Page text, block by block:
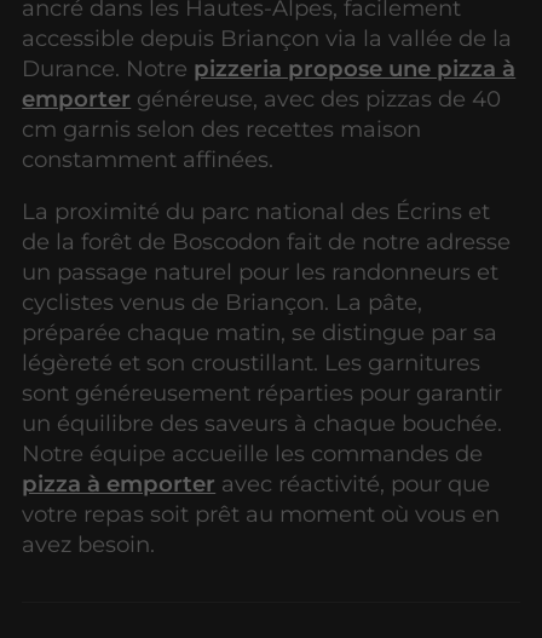
ancré dans les Hautes-Alpes, facilement
accessible depuis Briançon via la vallée de la
Durance. Notre pizzeria propose une pizza à
emporter généreuse, avec des pizzas de 40
cm garnis selon des recettes maison
constamment affinées.
La proximité du parc national des Écrins et
de la forêt de Boscodon fait de notre adresse
un passage naturel pour les randonneurs et
cyclistes venus de Briançon. La pâte,
préparée chaque matin, se distingue par sa
légèreté et son croustillant. Les garnitures
sont généreusement réparties pour garantir
un équilibre des saveurs à chaque bouchée.
Notre équipe accueille les commandes de
pizza à emporter avec réactivité, pour que
votre repas soit prêt au moment où vous en
avez besoin.